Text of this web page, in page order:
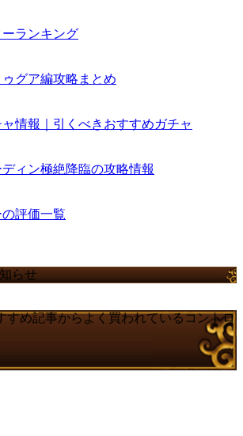
ランキング
グア編攻略まとめ
情報｜引くべきおすすめガチャ
ィン極絶降臨の攻略情報
評価一覧
らせ
すめ記事からよく買われているコントロ